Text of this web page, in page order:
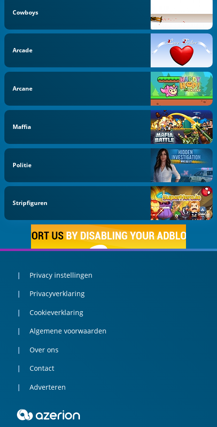
Cowboys
Arcade
Arcane
Maffia
Politie
Stripfiguren
Privacy instellingen
Privacyverklaring
Cookieverklaring
Algemene voorwaarden
Over ons
Contact
Adverteren